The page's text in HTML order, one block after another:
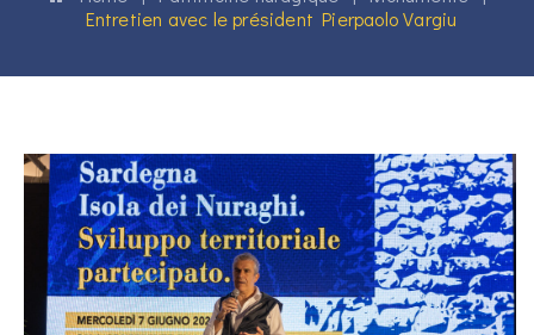
Entretien avec le président Pierpaolo Vargiu